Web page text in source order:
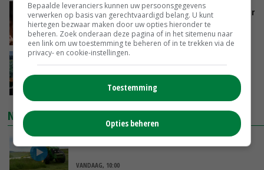
Vlaamse varkensstapel krimpt, pluimveesector
groeit door schaalvergroting
VANDAAG, 15:20
je gelukkig van wordt’
VANDAAG, 13:31
NIEUWSTE VIDEO'S
VANDAAG, 10:00
Bepaalde leveranciers kunnen uw persoonsgegevens
verwerken op basis van gerechtvaardigd belang. U kunt
hiertegen bezwaar maken door uw opties hieronder te
beheren. Zoek onderaan deze pagina of in het sitemenu naar
een link om uw toestemming te beheren of in te trekken via de
privacy- en cookie-instellingen.
Toestemming
Opties beheren